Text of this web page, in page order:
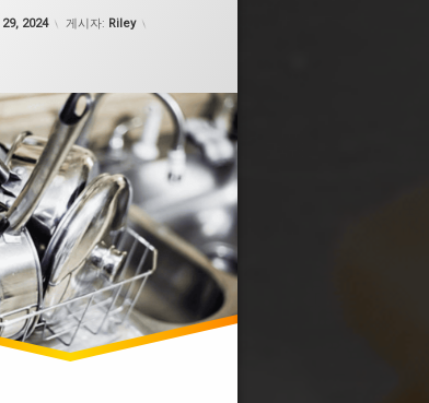
29, 2024
업데이트 날짜:
게시자: Riley
힘
때 락스
베이킹소다
이소
시
어뻥
거운물
체
병
힘